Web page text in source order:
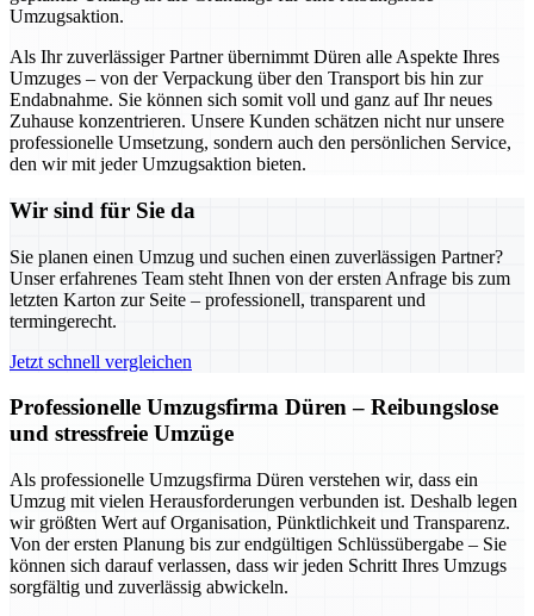
Umzugsaktion.
Als Ihr zuverlässiger Partner übernimmt Düren alle Aspekte Ihres
Umzuges – von der Verpackung über den Transport bis hin zur
Endabnahme. Sie können sich somit voll und ganz auf Ihr neues
Zuhause konzentrieren. Unsere Kunden schätzen nicht nur unsere
professionelle Umsetzung, sondern auch den persönlichen Service,
den wir mit jeder Umzugsaktion bieten.
Wir sind für Sie da
Sie planen einen Umzug und suchen einen zuverlässigen Partner?
Unser erfahrenes Team steht Ihnen von der ersten Anfrage bis zum
letzten Karton zur Seite – professionell, transparent und
termingerecht.
Jetzt schnell vergleichen
Professionelle Umzugsfirma Düren – Reibungslose
und stressfreie Umzüge
Als professionelle Umzugsfirma Düren verstehen wir, dass ein
Umzug mit vielen Herausforderungen verbunden ist. Deshalb legen
wir größten Wert auf Organisation, Pünktlichkeit und Transparenz.
Von der ersten Planung bis zur endgültigen Schlüssübergabe – Sie
können sich darauf verlassen, dass wir jeden Schritt Ihres Umzugs
sorgfältig und zuverlässig abwickeln.